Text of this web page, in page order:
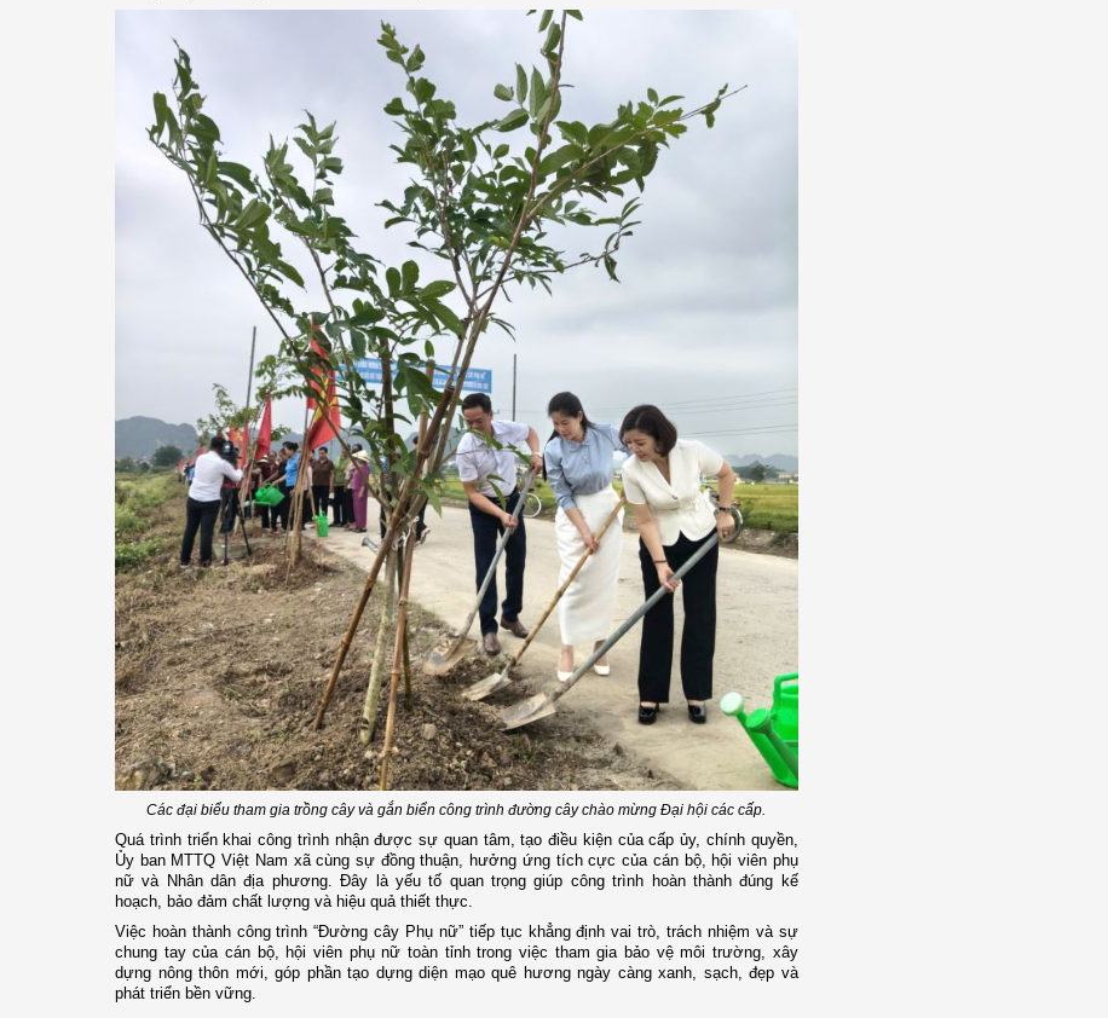
Các đại biểu tham gia trồng cây và gắn biển công trình đường cây chào mừng Đại hội các cấp.
Quá trình triển khai công trình nhận được sự quan tâm, tạo điều kiện của cấp ủy, chính quyền,
Ủy ban MTTQ Việt Nam xã cùng sự đồng thuận, hưởng ứng tích cực của cán bộ, hội viên phụ
nữ và N hân dân địa phương. Đây là yếu tố quan trọng giúp công trình hoàn thành đúng kế
hoạch, bảo đảm chất lượng và hiệu quả thiết thực.
Việc hoàn thành công trình “Đường cây Phụ nữ” tiếp tục khẳng định vai trò, trách nhiệm và sự
chung tay của cán bộ, hội viên phụ nữ toàn tỉnh trong việc tham gia bảo vệ môi trường, xây
dựng nông thôn mới, góp phần tạo dựng diện mạo quê hương ngày càng xanh, sạch, đẹp và
phát triển bền vững.